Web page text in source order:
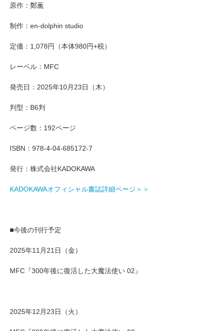
原作：鄭薫
制作：en-dolphin studio
定価：1,078円（本体980円+税）
レーベル：MFC
発売日：2025年10月23日（木）
判型：B6判
ページ数：192ページ
ISBN：978-4-04-685172-7
発行：株式会社KADOKAWA
KADOKAWAオフィシャル書誌詳細ページ＞＞
■今後の刊行予定
2025年11月21日（金）
MFC『300年後に復活した大魔法使い 02』
2025年12月23日（火）